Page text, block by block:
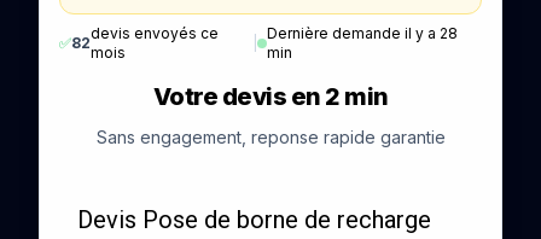
✅82
devis envoyés ce
mois
|
Dernière demande il y a 28
min
Votre devis en 2 min
Sans engagement, reponse rapide garantie
Devis Pose de borne de recharge